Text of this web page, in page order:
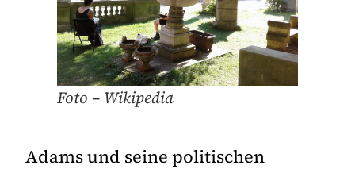
Foto – Wikipedia
Adams und seine politischen